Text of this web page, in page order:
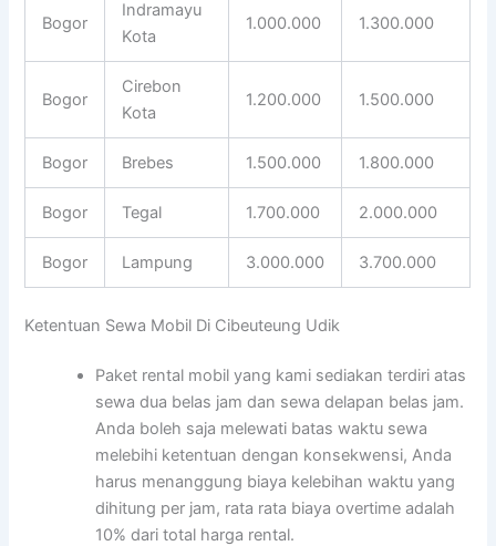
Bogor
Indramayu
Kota
1.000.000 1.300.000
Bogor
Cirebon
Kota
1.200.000 1.500.000
Bogor Brebes 1.500.000 1.800.000
Bogor Tegal 1.700.000 2.000.000
Bogor Lampung 3.000.000 3.700.000
Ketentuan Sewa Mobil Di Cibeuteung Udik
Paket rental mobil yang kami sediakan terdiri atas
sewa dua belas jam dan sewa delapan belas jam.
Anda boleh saja melewati batas waktu sewa
melebihi ketentuan dengan konsekwensi, Anda
harus menanggung biaya kelebihan waktu yang
dihitung per jam, rata rata biaya overtime adalah
10% dari total harga rental.